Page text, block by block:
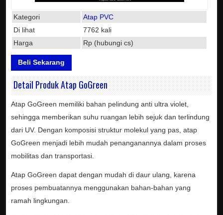
Kategori
Atap PVC
Di lihat
7762 kali
Harga
Rp (hubungi cs)
Beli Sekarang
Detail Produk Atap GoGreen
Atap GoGreen memiliki bahan pelindung anti ultra violet,
sehingga memberikan suhu ruangan lebih sejuk dan terlindung
dari UV. Dengan komposisi struktur molekul yang pas, atap
GoGreen menjadi lebih mudah penanganannya dalam proses
mobilitas dan transportasi.
Atap GoGreen dapat dengan mudah di daur ulang, karena
proses pembuatannya menggunakan bahan-bahan yang
ramah lingkungan.